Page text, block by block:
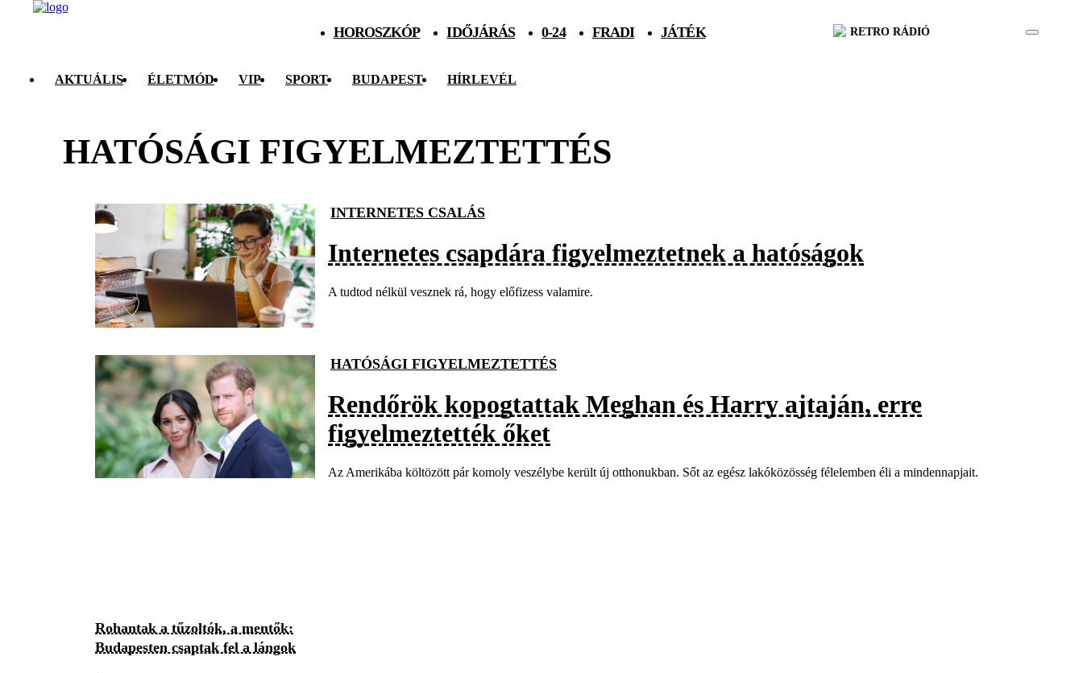
HOROSZKÓP IDŐJÁRÁS 0-24 FRADI JÁTÉK RETRO RÁDIÓ
AKTUÁLIS ÉLETMÓD VIP SPORT BUDAPEST HÍRLEVÉL
HATÓSÁGI FIGYELMEZTETTÉS
INTERNETES CSALÁS
Internetes csapdára figyelmeztetnek a hatóságok
A tudtod nélkül vesznek rá, hogy előfizess valamire.
HATÓSÁGI FIGYELMEZTETTÉS
Rendőrök kopogtattak Meghan és Harry ajtaján, erre
figyelmeztették őket
Az Amerikába költözött pár komoly veszélybe került új otthonukban. Sőt az egész lakóközösség félelemben éli a mindennapjait.
Rohantak a tűzoltók, a mentők:
Budapesten csaptak fel a lángok